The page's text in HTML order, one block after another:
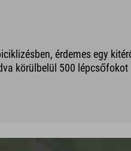
érdemes egy
körülbelül 500